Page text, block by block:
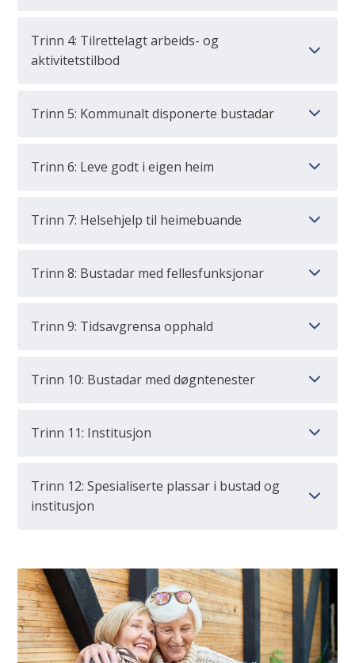
Trinn 4: Tilrettelagt arbeids- og
aktivitetstilbod
Trinn 5: Kommunalt disponerte bustadar
Trinn 6: Leve godt i eigen heim
Trinn 7: Helsehjelp til heimebuande
Trinn 8: Bustadar med fellesfunksjonar
Trinn 9: Tidsavgrensa opphald
Trinn 10: Bustadar med døgntenester
Trinn 11: Institusjon
Trinn 12: Spesialiserte plassar i bustad og
institusjon